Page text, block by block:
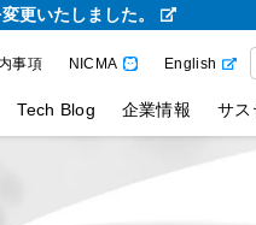
更いたしました。
事項 NICMA English
Tech Blog 企業情報 サス